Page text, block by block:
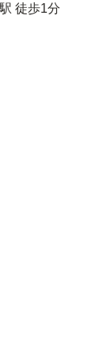
徒歩1分